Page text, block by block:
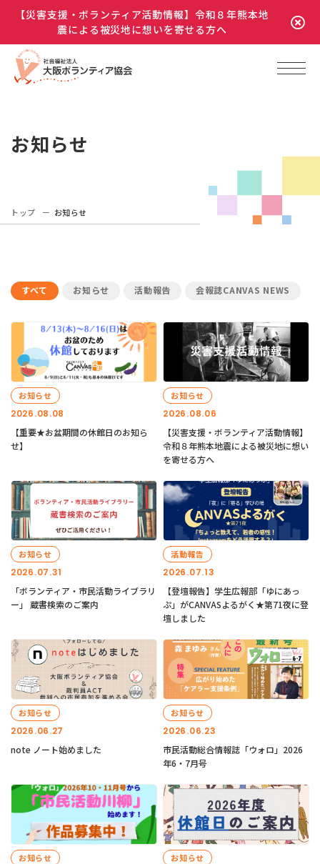
【災害支援・ボランティア活動情報】令和８年熊本地
震による被災地に想いを寄せる方へ
お知らせ
トップ お知らせ
すべて お知らせ 活動報告 会報誌CANVAS NEWS
2026.08.08
お知らせ
【重要★お盆期間の休館日のお知ら
せ】
2026.08.06
お知らせ
【災害支援・ボランティア活動情報】
令和８年熊本地震による被災地に想い
を寄せる方へ
2026.07.31
お知らせ
「ボランティア・市民活動ライブラリ
ー」 蔵書検索のご案内
2026.07.13
活動報告
【登壇報告】学生広報部「ゆにあっ
ぷ」がCANVASよるがく★第71夜に登
壇しました
2026.06.27
お知らせ
note ノート始めました
2026.06.23
お知らせ
市民活動総合情報誌「ウォロ」2026
年6・7月号
お知らせ お知らせ